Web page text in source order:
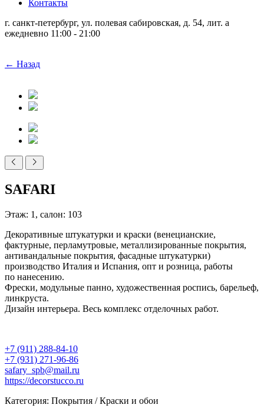
Контакты
г. санкт-петербург, ул. полевая сабировская, д. 54, лит. а
ежедневно 11:00 - 21:00
← Назад
SAFARI
Этаж: 1, салон: 103
Декоративные штукатурки и краски (венецианские,
фактурные, перламутровые, металлизированные покрытия,
антивандальные покрытия, фасадные штукатурки)
производство Италия и Испания, опт и розница, работы
по нанесению.
Фрески, модульные панно, художественная роспись, барельеф,
линкруста.
Дизайн интерьера. Весь комплекс отделочных работ.
+7 (911) 288-84-10
+7 (931) 271-96-86
safary_spb@mail.ru
https://decorstucco.ru
Категория: Покрытия / Краски и обои